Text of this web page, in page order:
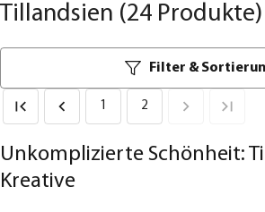
Tillandsien (24 Produkte)
Filter &
1 2
Unkomplizierte Schönheit:
Kreative